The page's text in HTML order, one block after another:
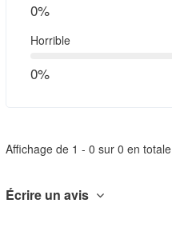
0%
Horrible
0%
Affichage de 1 - 0 sur 0 en totale
Écrire un avis